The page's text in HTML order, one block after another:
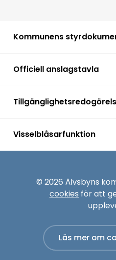
Kommunens
Officiell anslagstavla
Visselblåsarfunktion
© 2026 Älvsbyns
cookies för att
Läs mer om